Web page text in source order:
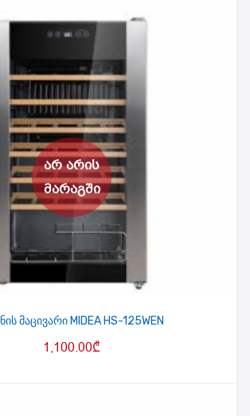
მაცივარი MIDEA HS-125WEN
1,100.00₾